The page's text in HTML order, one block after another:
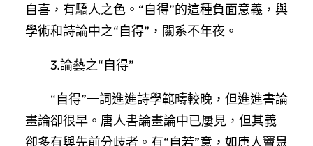
自喜，有驕人之色。“自得”的這種負面意義，與
學術和詩論中之“自得”，關系不年夜。
3.論藝之“自得”
“自得”一詞進進詩學範疇較晚，但進進書論
畫論卻很早。唐人書論畫論中已屢見，但其義
卻多有與先前分歧者。有“自若”意，如唐人竇臮